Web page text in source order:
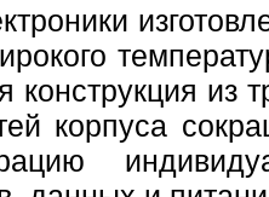
конструкция из
корпуса